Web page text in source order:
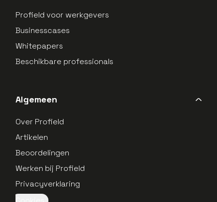
Wiebe de Boer
Profield voor werkgevers
Businesscases
Whitepapers
Beschikbare professionals
Algemeen
Over Profield
Artikelen
Beoordelingen
Werken bij Profield
Privacyverklaring